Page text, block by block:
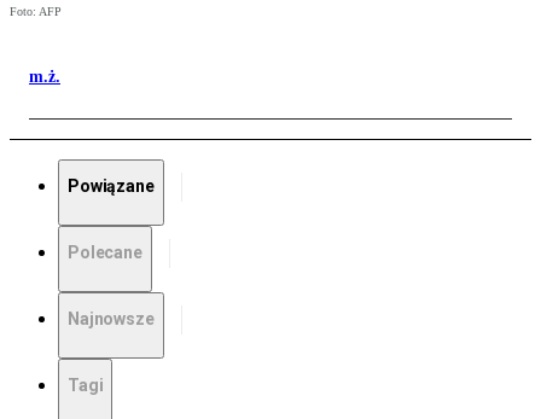
Foto: AFP
m.ż.
Powiązane
Polecane
Najnowsze
Tagi